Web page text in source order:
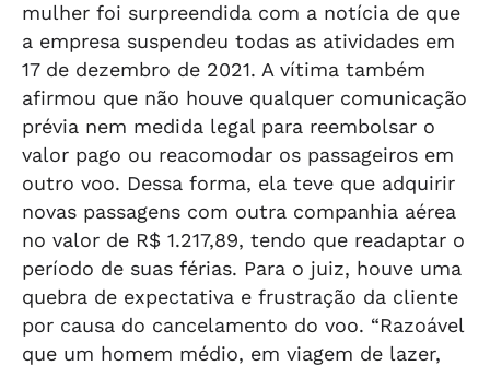
mulher foi surpreendida com a notícia de que
a empresa suspendeu todas as atividades em
17 de dezembro de 2021. A vítima também
afirmou que não houve qualquer comunicação
prévia nem medida legal para reembolsar o
valor pago ou reacomodar os passageiros em
outro voo. Dessa forma, ela teve que adquirir
novas passagens com outra companhia aérea
no valor de R$ 1.217,89, tendo que readaptar o
período de suas férias. Para o juiz, houve uma
quebra de expectativa e frustração da cliente
por causa do cancelamento do voo. “Razoável
que um homem médio, em viagem de lazer,